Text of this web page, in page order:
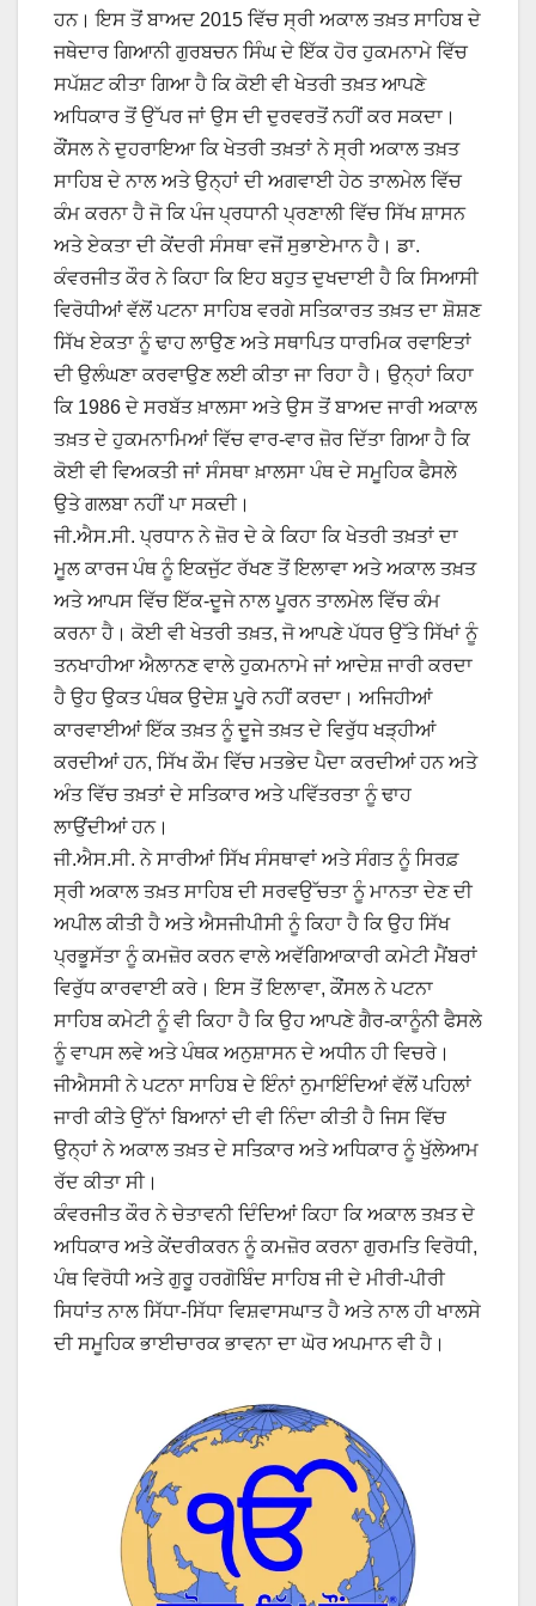
ਹਨ। ਇਸ ਤੋਂ ਬਾਅਦ 2015 ਵਿੱਚ ਸ੍ਰੀ ਅਕਾਲ ਤਖ਼ਤ ਸਾਹਿਬ ਦੇ
ਜਥੇਦਾਰ ਗਿਆਨੀ ਗੁਰਬਚਨ ਸਿੰਘ ਦੇ ਇੱਕ ਹੋਰ ਹੁਕਮਨਾਮੇ ਵਿੱਚ
ਸਪੱਸ਼ਟ ਕੀਤਾ ਗਿਆ ਹੈ ਕਿ ਕੋਈ ਵੀ ਖੇਤਰੀ ਤਖ਼ਤ ਆਪਣੇ
ਅਧਿਕਾਰ ਤੋਂ ਉੱਪਰ ਜਾਂ ਉਸ ਦੀ ਦੁਰਵਰਤੋਂ ਨਹੀਂ ਕਰ ਸਕਦਾ।
ਕੌਂਸਲ ਨੇ ਦੁਹਰਾਇਆ ਕਿ ਖੇਤਰੀ ਤਖ਼ਤਾਂ ਨੇ ਸ੍ਰੀ ਅਕਾਲ ਤਖ਼ਤ
ਸਾਹਿਬ ਦੇ ਨਾਲ ਅਤੇ ਉਨ੍ਹਾਂ ਦੀ ਅਗਵਾਈ ਹੇਠ ਤਾਲਮੇਲ ਵਿੱਚ
ਕੰਮ ਕਰਨਾ ਹੈ ਜੋ ਕਿ ਪੰਜ ਪ੍ਰਧਾਨੀ ਪ੍ਰਣਾਲੀ ਵਿੱਚ ਸਿੱਖ ਸ਼ਾਸਨ
ਅਤੇ ਏਕਤਾ ਦੀ ਕੇਂਦਰੀ ਸੰਸਥਾ ਵਜੋਂ ਸੁਭਾਏਮਾਨ ਹੈ। ਡਾ.
ਕੰਵਰਜੀਤ ਕੌਰ ਨੇ ਕਿਹਾ ਕਿ ਇਹ ਬਹੁਤ ਦੁਖਦਾਈ ਹੈ ਕਿ ਸਿਆਸੀ
ਵਿਰੋਧੀਆਂ ਵੱਲੋਂ ਪਟਨਾ ਸਾਹਿਬ ਵਰਗੇ ਸਤਿਕਾਰਤ ਤਖ਼ਤ ਦਾ ਸ਼ੋਸ਼ਣ
ਸਿੱਖ ਏਕਤਾ ਨੂੰ ਢਾਹ ਲਾਉਣ ਅਤੇ ਸਥਾਪਿਤ ਧਾਰਮਿਕ ਰਵਾਇਤਾਂ
ਦੀ ਉਲੰਘਣਾ ਕਰਵਾਉਣ ਲਈ ਕੀਤਾ ਜਾ ਰਿਹਾ ਹੈ। ਉਨ੍ਹਾਂ ਕਿਹਾ
ਕਿ 1986 ਦੇ ਸਰਬੱਤ ਖ਼ਾਲਸਾ ਅਤੇ ਉਸ ਤੋਂ ਬਾਅਦ ਜਾਰੀ ਅਕਾਲ
ਤਖ਼ਤ ਦੇ ਹੁਕਮਨਾਮਿਆਂ ਵਿੱਚ ਵਾਰ-ਵਾਰ ਜ਼ੋਰ ਦਿੱਤਾ ਗਿਆ ਹੈ ਕਿ
ਕੋਈ ਵੀ ਵਿਅਕਤੀ ਜਾਂ ਸੰਸਥਾ ਖ਼ਾਲਸਾ ਪੰਥ ਦੇ ਸਮੂਹਿਕ ਫੈਸਲੇ
ਉਤੇ ਗਲਬਾ ਨਹੀਂ ਪਾ ਸਕਦੀ।
ਜੀ.ਐਸ.ਸੀ. ਪ੍ਰਧਾਨ ਨੇ ਜ਼ੋਰ ਦੇ ਕੇ ਕਿਹਾ ਕਿ ਖੇਤਰੀ ਤਖ਼ਤਾਂ ਦਾ
ਮੂਲ ਕਾਰਜ ਪੰਥ ਨੂੰ ਇਕਜੁੱਟ ਰੱਖਣ ਤੋਂ ਇਲਾਵਾ ਅਤੇ ਅਕਾਲ ਤਖ਼ਤ
ਅਤੇ ਆਪਸ ਵਿੱਚ ਇੱਕ-ਦੂਜੇ ਨਾਲ ਪੂਰਨ ਤਾਲਮੇਲ ਵਿੱਚ ਕੰਮ
ਕਰਨਾ ਹੈ। ਕੋਈ ਵੀ ਖੇਤਰੀ ਤਖ਼ਤ, ਜੋ ਆਪਣੇ ਪੱਧਰ ਉੱਤੇ ਸਿੱਖਾਂ ਨੂੰ
ਤਨਖਾਹੀਆ ਐਲਾਨਣ ਵਾਲੇ ਹੁਕਮਨਾਮੇ ਜਾਂ ਆਦੇਸ਼ ਜਾਰੀ ਕਰਦਾ
ਹੈ ਉਹ ਉਕਤ ਪੰਥਕ ਉਦੇਸ਼ ਪੂਰੇ ਨਹੀਂ ਕਰਦਾ। ਅਜਿਹੀਆਂ
ਕਾਰਵਾਈਆਂ ਇੱਕ ਤਖ਼ਤ ਨੂੰ ਦੂਜੇ ਤਖ਼ਤ ਦੇ ਵਿਰੁੱਧ ਖੜ੍ਹੀਆਂ
ਕਰਦੀਆਂ ਹਨ, ਸਿੱਖ ਕੌਮ ਵਿੱਚ ਮਤਭੇਦ ਪੈਦਾ ਕਰਦੀਆਂ ਹਨ ਅਤੇ
ਅੰਤ ਵਿੱਚ ਤਖ਼ਤਾਂ ਦੇ ਸਤਿਕਾਰ ਅਤੇ ਪਵਿੱਤਰਤਾ ਨੂੰ ਢਾਹ
ਲਾਉਂਦੀਆਂ ਹਨ।
ਜੀ.ਐਸ.ਸੀ. ਨੇ ਸਾਰੀਆਂ ਸਿੱਖ ਸੰਸਥਾਵਾਂ ਅਤੇ ਸੰਗਤ ਨੂੰ ਸਿਰਫ਼
ਸ੍ਰੀ ਅਕਾਲ ਤਖ਼ਤ ਸਾਹਿਬ ਦੀ ਸਰਵਉੱਚਤਾ ਨੂੰ ਮਾਨਤਾ ਦੇਣ ਦੀ
ਅਪੀਲ ਕੀਤੀ ਹੈ ਅਤੇ ਐਸਜੀਪੀਸੀ ਨੂੰ ਕਿਹਾ ਹੈ ਕਿ ਉਹ ਸਿੱਖ
ਪ੍ਰਭੂਸੱਤਾ ਨੂੰ ਕਮਜ਼ੋਰ ਕਰਨ ਵਾਲੇ ਅਵੱਗਿਆਕਾਰੀ ਕਮੇਟੀ ਮੈਂਬਰਾਂ
ਵਿਰੁੱਧ ਕਾਰਵਾਈ ਕਰੇ। ਇਸ ਤੋਂ ਇਲਾਵਾ, ਕੌਂਸਲ ਨੇ ਪਟਨਾ
ਸਾਹਿਬ ਕਮੇਟੀ ਨੂੰ ਵੀ ਕਿਹਾ ਹੈ ਕਿ ਉਹ ਆਪਣੇ ਗੈਰ-ਕਾਨੂੰਨੀ ਫੈਸਲੇ
ਨੂੰ ਵਾਪਸ ਲਵੇ ਅਤੇ ਪੰਥਕ ਅਨੁਸ਼ਾਸਨ ਦੇ ਅਧੀਨ ਹੀ ਵਿਚਰੇ।
ਜੀਐਸਸੀ ਨੇ ਪਟਨਾ ਸਾਹਿਬ ਦੇ ਇੰਨਾਂ ਨੁਮਾਇੰਦਿਆਂ ਵੱਲੋਂ ਪਹਿਲਾਂ
ਜਾਰੀ ਕੀਤੇ ਉੱਨਾਂ ਬਿਆਨਾਂ ਦੀ ਵੀ ਨਿੰਦਾ ਕੀਤੀ ਹੈ ਜਿਸ ਵਿੱਚ
ਉਨ੍ਹਾਂ ਨੇ ਅਕਾਲ ਤਖ਼ਤ ਦੇ ਸਤਿਕਾਰ ਅਤੇ ਅਧਿਕਾਰ ਨੂੰ ਖੁੱਲੇਆਮ
ਰੱਦ ਕੀਤਾ ਸੀ।
ਕੰਵਰਜੀਤ ਕੌਰ ਨੇ ਚੇਤਾਵਨੀ ਦਿੰਦਿਆਂ ਕਿਹਾ ਕਿ ਅਕਾਲ ਤਖ਼ਤ ਦੇ
ਅਧਿਕਾਰ ਅਤੇ ਕੇਂਦਰੀਕਰਨ ਨੂੰ ਕਮਜ਼ੋਰ ਕਰਨਾ ਗੁਰਮਤਿ ਵਿਰੋਧੀ,
ਪੰਥ ਵਿਰੋਧੀ ਅਤੇ ਗੁਰੂ ਹਰਗੋਬਿੰਦ ਸਾਹਿਬ ਜੀ ਦੇ ਮੀਰੀ-ਪੀਰੀ
ਸਿਧਾਂਤ ਨਾਲ ਸਿੱਧਾ-ਸਿੱਧਾ ਵਿਸ਼ਵਾਸਘਾਤ ਹੈ ਅਤੇ ਨਾਲ ਹੀ ਖਾਲਸੇ
ਦੀ ਸਮੂਹਿਕ ਭਾਈਚਾਰਕ ਭਾਵਨਾ ਦਾ ਘੋਰ ਅਪਮਾਨ ਵੀ ਹੈ।